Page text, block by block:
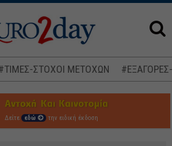
ΣΤΟΧΟΙ ΜΕΤΟΧΩΝ
Δείτε εδώ την ειδική έκδοση